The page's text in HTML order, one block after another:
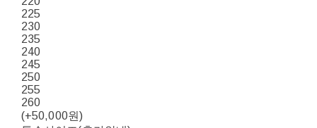
225
230
235
240
245
250
255
260
(+50,000원)